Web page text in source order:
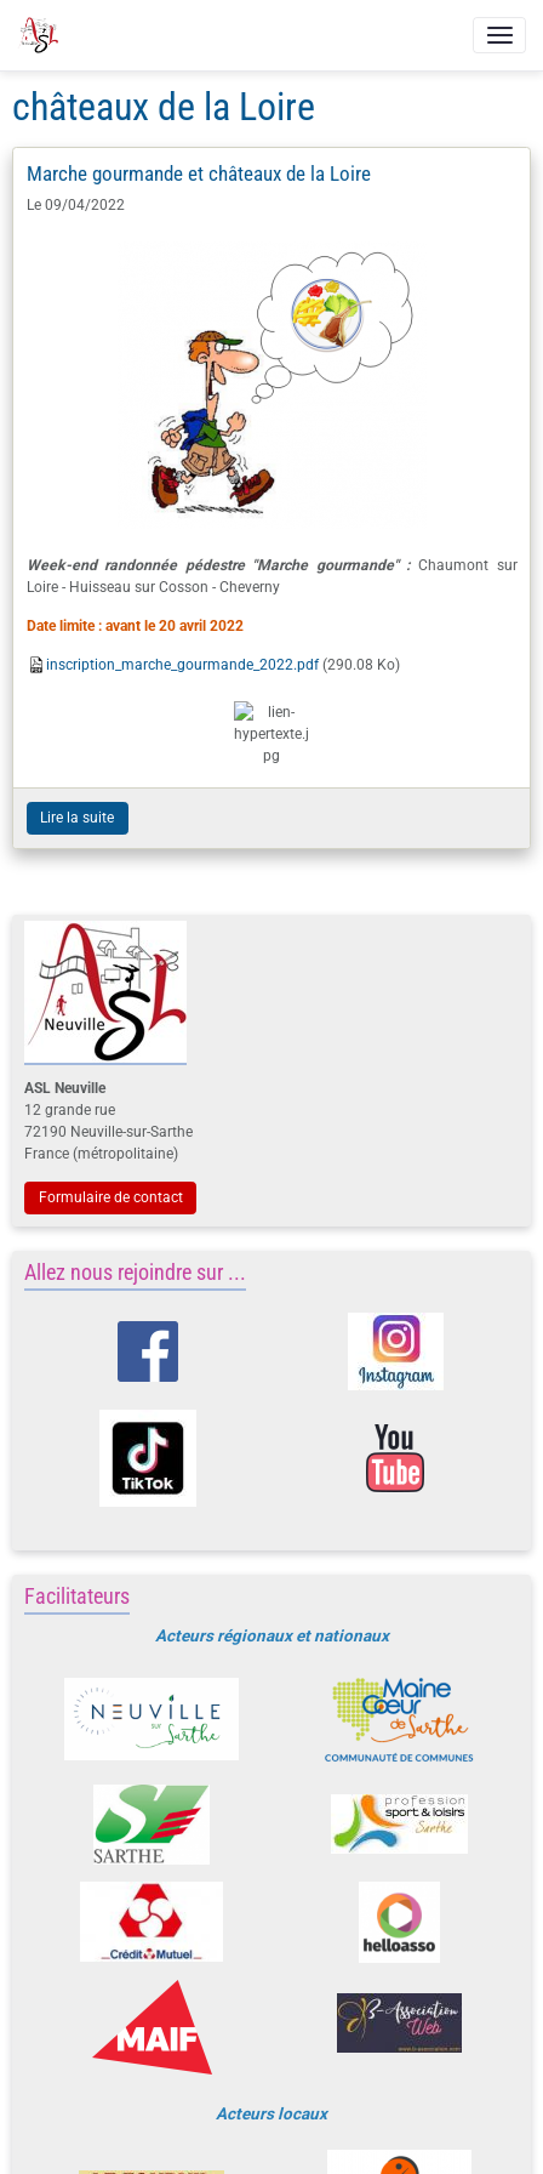
châteaux de la Loire
Marche gourmande et châteaux de la Loire
Le 09/04/2022
Week-end randonnée pédestre "Marche gourmande" : Chaumont sur
Loire - Huisseau sur Cosson - Cheverny
Date limite : avant le 20 avril 2022
inscription_marche_gourmande_2022.pdf(290.08 Ko)
Lire la suite
ASL Neuville
12 grande rue
72190 Neuville-sur-Sarthe
France (métropolitaine)
Formulaire de contact
Allez nous rejoindre sur ...
Facilitateurs
Acteurs régionaux et nationaux
Acteurs locaux